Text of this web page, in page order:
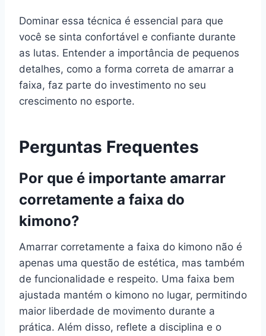
Dominar essa técnica é essencial para que
você se sinta confortável e confiante durante
as lutas. Entender a importância de pequenos
detalhes, como a forma correta de amarrar a
faixa, faz parte do investimento no seu
crescimento no esporte.
Perguntas Frequentes
Por que é importante amarrar
corretamente a faixa do
kimono?
Amarrar corretamente a faixa do kimono não é
apenas uma questão de estética, mas também
de funcionalidade e respeito. Uma faixa bem
ajustada mantém o kimono no lugar, permitindo
maior liberdade de movimento durante a
prática. Além disso, reflete a disciplina e o